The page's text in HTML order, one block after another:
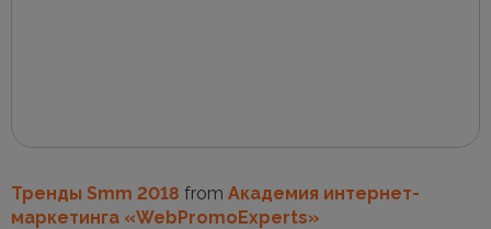
Тренды Smm 2018 from Академия интернет-
маркетинга «WebPromoExperts»